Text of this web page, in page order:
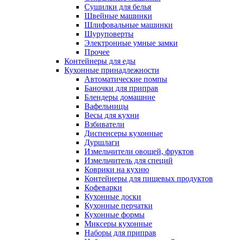
Сушилки для белья
Швейные машинки
Шлифовальные машинки
Шуруповерты
Электронные умные замки
Прочее
Контейнеры для еды
Кухонные принадлежности
Автоматические помпы
Баночки для приправ
Блендеры домашние
Вафельницы
Весы для кухни
Взбиватели
Диспенсеры кухонные
Дуршлаги
Измельчители овощей, фруктов
Измельчитель для специй
Коврики на кухню
Контейнеры для пищевых продуктов
Кофеварки
Кухонные доски
Кухонные перчатки
Кухонные формы
Миксеры кухонные
Наборы для приправ